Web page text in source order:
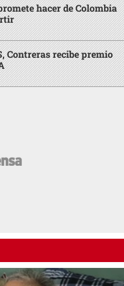
hacer de Colombia
Contreras recibe premio